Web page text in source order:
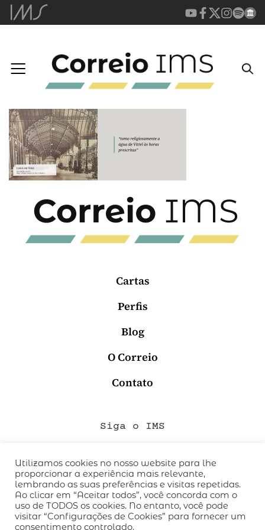
Cartas
Perfis
Blog
O Correio
Contato
Siga o IMS
QUEM SOMOS
CÓDIGO DE CONDUTA
POLÍTICA DE PRIVACIDADE
TERMOS DE USO
Utilizamos cookies no nosso website para lhe
proporcionar a experiência mais relevante,
lembrando as suas preferências e visitas repetidas.
Ao clicar em “Aceitar todos”, você concorda com o
uso de TODOS os cookies. No entanto, você pode
visitar “Configurações de Cookies” para fornecer um
consentimento controlado.